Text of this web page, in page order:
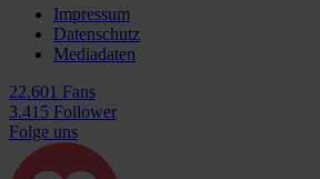
Impressum
Datenschutz
Mediadaten
22.601 Fans
3.415 Follower
Folge uns